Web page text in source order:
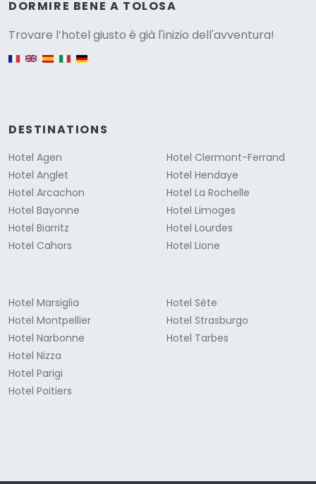
DORMIRE BENE A TOLOSA
Trovare l’hotel giusto è già l'inizio dell'avventura!
English version
DESTINATIONS
Hotel Agen
Hotel Anglet
Hotel Arcachon
Hotel Bayonne
Hotel Biarritz
Hotel Cahors
Hotel Clermont-Ferrand
Hotel Hendaye
Hotel La Rochelle
Hotel Limoges
Hotel Lourdes
Hotel Lione
Hotel Marsiglia
Hotel Montpellier
Hotel Narbonne
Hotel Nizza
Hotel Parigi
Hotel Poitiers
Hotel Sète
Hotel Strasburgo
Hotel Tarbes